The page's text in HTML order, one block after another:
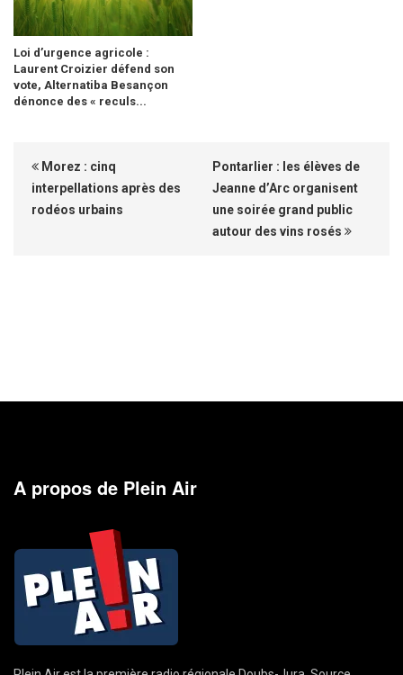
Loi d’urgence agricole :
Laurent Croizier défend son
vote, Alternatiba Besançon
dénonce des « reculs...
Morez : cinq
interpellations après des
rodéos urbains
Pontarlier : les élèves de
Jeanne d’Arc organisent
une soirée grand public
autour des vins rosés
A propos de Plein Air